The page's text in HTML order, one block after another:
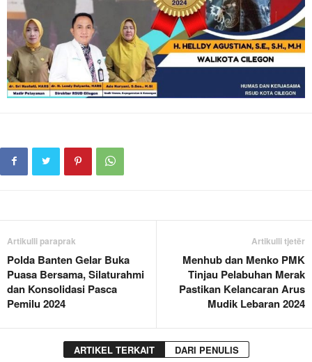
Artikulli paraprak
Polda Banten Gelar Buka
Puasa Bersama, Silaturahmi
dan Konsolidasi Pasca
Pemilu 2024
Artikulli tjetër
Menhub dan Menko PMK
Tinjau Pelabuhan Merak
Pastikan Kelancaran Arus
Mudik Lebaran 2024
ARTIKEL TERKAIT DARI PENULIS